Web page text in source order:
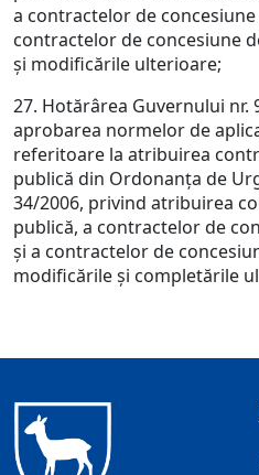
a contractelor de
contractelor de concesiune
şi modificările ulterioare;
27. Hotărârea Guvernului nr.
aprobarea normelor de
referitoare la atribuirea
publică din Ordonanţa de
34/2006, privind atribuirea
publică, a contractelor de
şi a contractelor de
modificările şi completările